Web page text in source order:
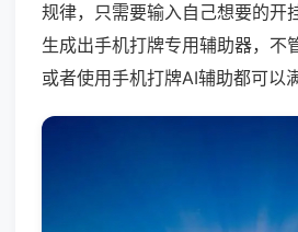
规律，只需要输入自己想要的开
生成出手机打牌专用辅助器，不
或者使用手机打牌AI辅助都可以